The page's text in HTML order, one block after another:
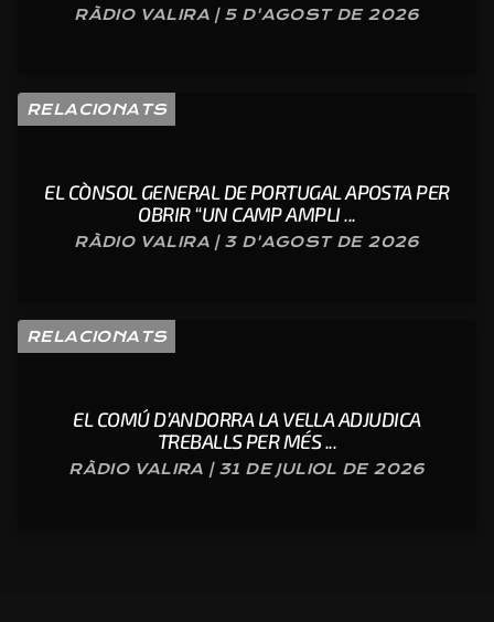
RÀDIO VALIRA | 5 D'AGOST DE 2026
RELACIONATS
EL CÒNSOL GENERAL DE PORTUGAL APOSTA PER
OBRIR “UN CAMP AMPLI ...
RÀDIO VALIRA | 3 D'AGOST DE 2026
RELACIONATS
EL COMÚ D’ANDORRA LA VELLA ADJUDICA
TREBALLS PER MÉS ...
RÀDIO VALIRA | 31 DE JULIOL DE 2026